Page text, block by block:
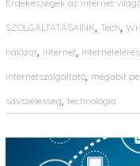
Érdekességek az internet
SZOLGÁLTATÁSAINK, Tech,
hálózat, internet, internetelérés
internetszolgáltató, megabit
sávszélesség, technológia